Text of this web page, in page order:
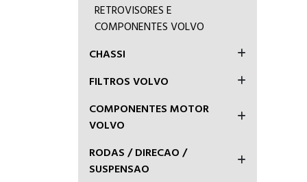
RETROVISORES E
COMPONENTES VOLVO
CHASSI
FILTROS VOLVO
COMPONENTES MOTOR
VOLVO
RODAS / DIRECAO /
SUSPENSAO